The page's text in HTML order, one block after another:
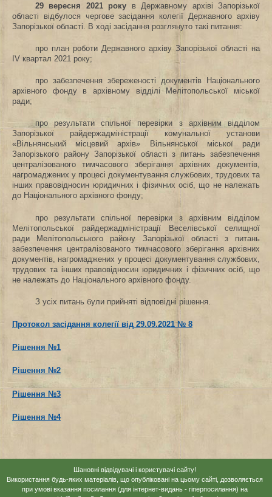
29 вересня 2021 року в Державному архіві Запорізької
області відбулося чергове засідання колегії Державного архіву
Запорізької області. В ході засідання розглянуто такі питання:
про план роботи Державного архіву Запорізької області на
ІV квартал 2021 року;
про забезпечення збереженості документів Національного
архівного фонду в архівному відділі Мелітопольської міської
ради;
про результати спільної перевірки з архівним відділом
Запорізької райдержадміністрації комунальної установи
«Вільнянський місцевий архів» Вільнянської міської ради
Запорізького району Запорізької області з питань забезпечення
централізованого тимчасового зберігання архівних документів,
нагромаджених у процесі документування службових, трудових та
інших правовідносин юридичних і фізичних осіб, що не належать
до Національного архівного фонду;
про результати спільної перевірки з архівним відділом
Мелітопольської райдержадміністрації Веселівської селищної
ради Мелітопольського району Запорізької області з питань
забезпечення централізованого тимчасового зберігання архівних
документів, нагромаджених у процесі документування службових,
трудових та інших правовідносин юридичних і фізичних осіб, що
не належать до Національного архівного фонду.
З усіх питань були прийняті відповідні рішення.
Протокол засідання колегії від 29.09.2021 № 8
Рішення №1
Рішення №2
Рішення №3
Рішення №4
Шановні відвідувачі і користувачі сайту!
Використання будь-яких матеріалів, що опубліковані на цьому сайті, дозволяється
при умові вказання посилання (для інтернет-видань - гіперпосилання) на